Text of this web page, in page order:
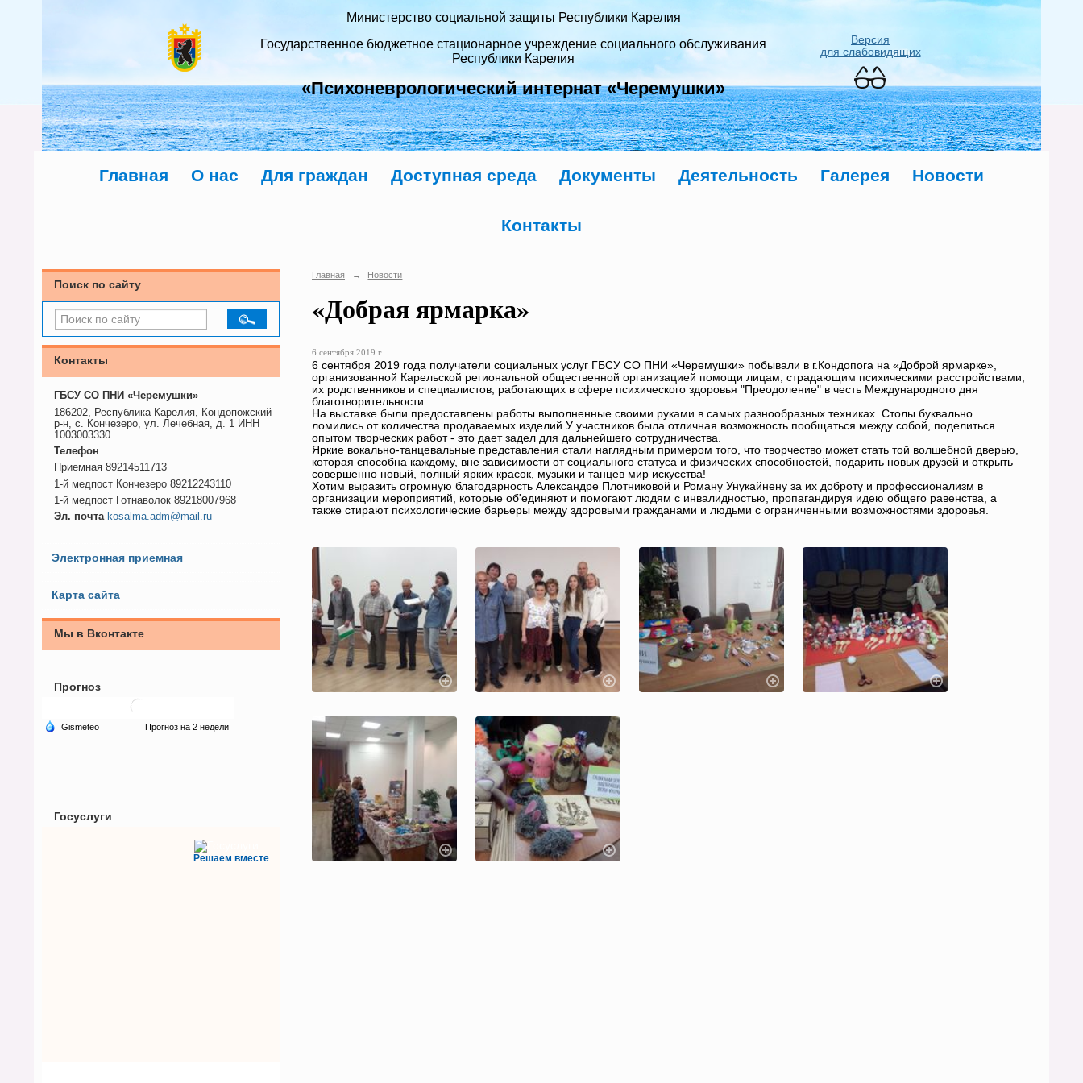
Министерство социальной защиты Республики Карелия
Государственное бюджетное стационарное учреждение социального обслуживания
Республики Карелия
«Психоневрологический интернат «Черемушки»
Версия
для слабовидящих
Главная О нас Для граждан Доступная среда Документы Деятельность Галерея Новости
Контакты
Поиск по сайту
Контакты
ГБСУ СО ПНИ «Черемушки»
186202, Республика Карелия, Кондопожский
р-н, с. Кончезеро, ул. Лечебная, д. 1 ИНН
1003003330
Телефон
Приемная 89214511713
1-й медпост Кончезеро 89212243110
1-й медпост Готнаволок 89218007968
Эл. почта kosalma.adm@mail.ru
Электронная приемная
Карта сайта
Мы в Вконтакте
Прогноз
Госуслуги
Решаем вместе
Главная → Новости
«Добрая ярмарка»
6 сентября 2019 г.
6 сентября 2019 года получатели социальных услуг ГБСУ СО ПНИ «Черемушки» побывали в г.Кондопога на «Доброй ярмарке»,
организованной Карельской региональной общественной организацией помощи лицам, страдающим психическими расстройствами,
их родственников и специалистов, работающих в сфере психического здоровья "Преодоление" в честь Международного дня
благотворительности.
На выставке были предоставлены работы выполненные своими руками в самых разнообразных техниках. Столы буквально
ломились от количества продаваемых изделий.У участников была отличная возможность пообщаться между собой, поделиться
опытом творческих работ - это дает задел для дальнейшего сотрудничества.
Яркие вокально-танцевальные представления стали наглядным примером того, что творчество может стать той волшебной дверью,
которая способна каждому, вне зависимости от социального статуса и физических способностей, подарить новых друзей и открыть
совершенно новый, полный ярких красок, музыки и танцев мир искусства!
Хотим выразить огромную благодарность Александре Плотниковой и Роману Унукайнену за их доброту и профессионализм в
организации мероприятий, которые об'единяют и помогают людям с инвалидностью, пропагандируя идею общего равенства, а
также стирают психологические барьеры между здоровыми гражданами и людьми с ограниченными возможностями здоровья.